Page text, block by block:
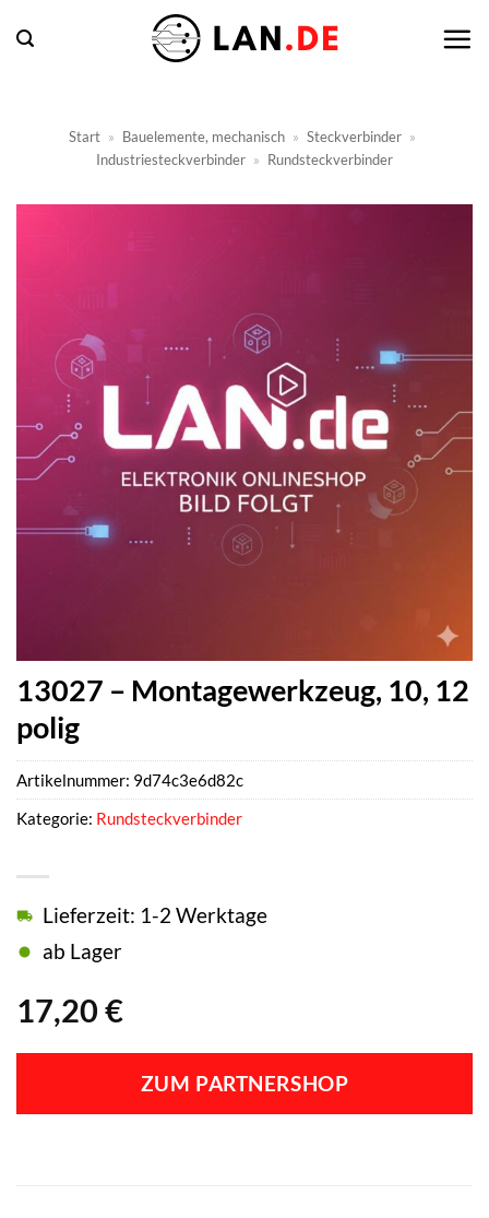
Inhalt
Start » Bauelemente, mechanisch » Steckverbinder »
Industriesteckverbinder » Rundsteckverbinder
13027 – Montagewerkzeug, 10, 12
polig
17,20 €
Lieferzeit: 1-2 Werktage
ab Lager
ZUM PARTNERSHOP
Artikelnummer: 9d74c3e6d82c
Kategorie: Rundsteckverbinder